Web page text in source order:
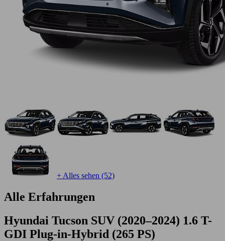
+ Alles sehen (52)
Alle Erfahrungen
Hyundai Tucson SUV (2020–2024) 1.6 T-
GDI Plug-in-Hybrid (265 PS)